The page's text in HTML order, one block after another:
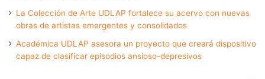
La Colección de Arte UDLAP fortalece su acervo con nuevas
obras de artistas emergentes y consolidados
Académica UDLAP asesora un proyecto que creará dispositivo
capaz de clasificar episodios ansioso-depresivos